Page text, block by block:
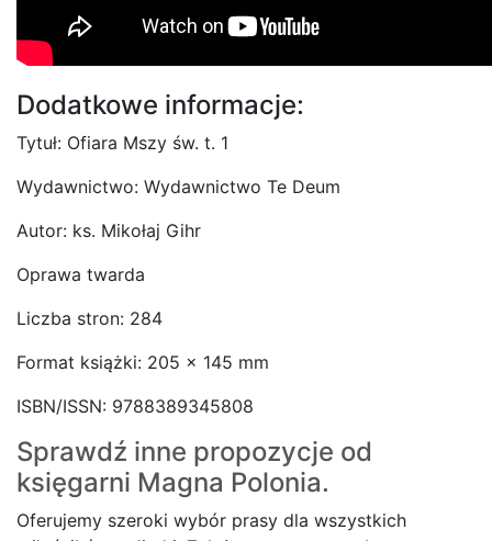
Dodatkowe informacje:
Tytuł: Ofiara Mszy św. t. 1
Wydawnictwo: Wydawnictwo Te Deum
Autor: ks. Mikołaj Gihr
Oprawa twarda
Liczba stron: 284
Format książki: 205 x 145 mm
ISBN/ISSN: 9788389345808
Sprawdź inne propozycje od
księgarni Magna Polonia.
Oferujemy szeroki wybór prasy dla wszystkich